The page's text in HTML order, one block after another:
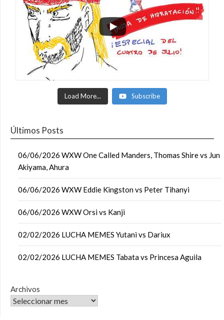
Load More... Subscribe
Últimos Posts
06/06/2026 WXW One Called Manders, Thomas Shire vs Jun
Akiyama, Ahura
06/06/2026 WXW Eddie Kingston vs Peter Tihanyi
06/06/2026 WXW Orsi vs Kanji
02/02/2026 LUCHA MEMES Yutani vs Dariux
02/02/2026 LUCHA MEMES Tabata vs Princesa Aguila
Archivos